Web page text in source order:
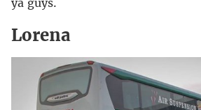
ya guys.
Lorena